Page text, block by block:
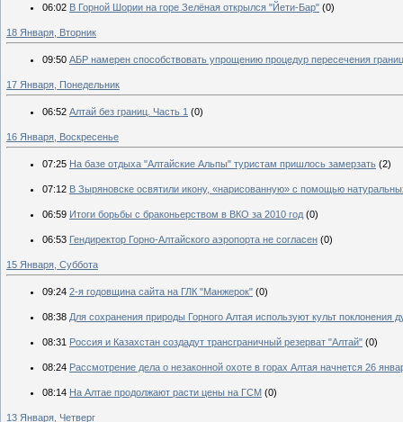
06:02 В Горной Шории на горе Зелёная открылся "Йети-Бар" (0)
18 Января, Вторник
09:50 АБР намерен способствовать упрощению процедур пересечения
17 Января, Понедельник
06:52 Алтай без границ. Часть 1 (0)
16 Января, Воскресенье
07:25 На базе отдыха "Алтайские Альпы" туристам пришлось замерзать (2)
07:12 В Зыряновске освятили икону, «нарисованную» с помощью
06:59 Итоги борьбы с браконьерством в ВКО за 2010 год (0)
06:53 Гендиректор Горно-Алтайского аэропорта не согласен (0)
15 Января, Суббота
09:24 2-я годовщина сайта на ГЛК "Манжерок" (0)
08:38 Для сохранения природы Горного Алтая используют культ поклонения
08:31 Россия и Казахстан создадут трансграничный резерват "Алтай" (0)
08:24 Рассмотрение дела о незаконной охоте в горах Алтая начнется 26
08:14 На Алтае продолжают расти цены на ГСМ (0)
13 Января, Четверг